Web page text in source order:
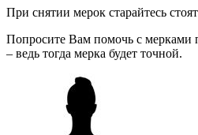
При снятии мерок старайтесь
Попросите Вам помочь с мерками
– ведь тогда мерка будет точной.